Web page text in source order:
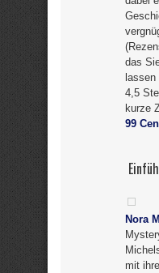
das
4,5
kurze
99
Nora
mit